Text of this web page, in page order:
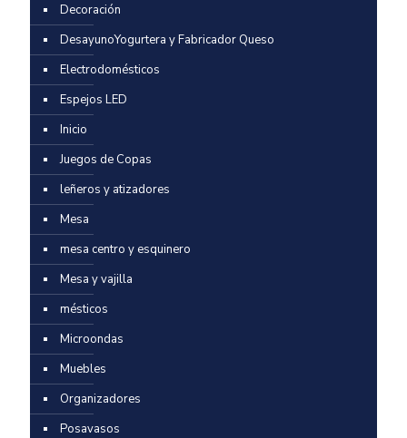
Decoración
DesayunoYogurtera y Fabricador Queso
Electrodomésticos
Espejos LED
Inicio
Juegos de Copas
leñeros y atizadores
Mesa
mesa centro y esquinero
Mesa y vajilla
mésticos
Microondas
Muebles
Organizadores
Posavasos